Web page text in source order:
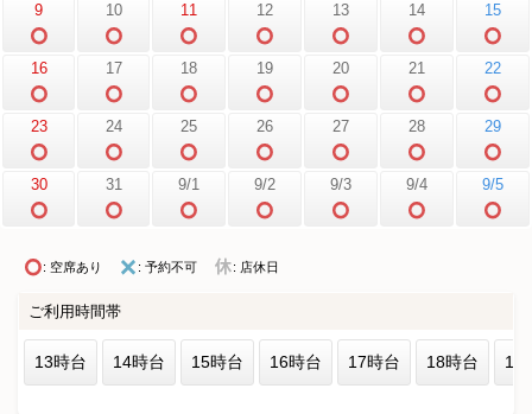
9 10 11 12 13 14 15
16 17 18 19 20 21 22
23 24 25 26 27 28 29
30 31 9/1 9/2 9/3 9/4 9/5
: 空席あり : 予約不可 : 店休日
ご利用時間帯
13時台 14時台 15時台 16時台 17時台 18時台 19